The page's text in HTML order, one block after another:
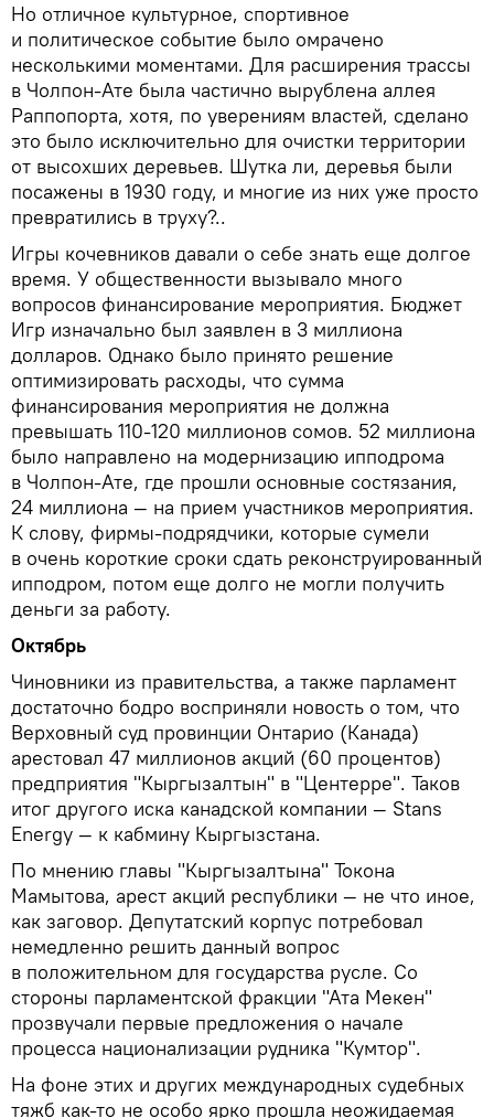
Но отличное культурное, спортивное
и политическое событие было омрачено
несколькими моментами. Для расширения трассы
в Чолпон-Ате была частично вырублена аллея
Раппопорта, хотя, по уверениям властей, сделано
это было исключительно для очистки территории
от высохших деревьев. Шутка ли, деревья были
посажены в 1930 году, и многие из них уже просто
превратились в труху?..
Игры кочевников давали о себе знать еще долгое
время. У общественности вызывало много
вопросов финансирование мероприятия. Бюджет
Игр изначально был заявлен в 3 миллиона
долларов. Однако было принято решение
оптимизировать расходы, что сумма
финансирования мероприятия не должна
превышать 110-120 миллионов сомов. 52 миллиона
было направлено на модернизацию ипподрома
в Чолпон-Ате, где прошли основные состязания,
24 миллиона — на прием участников мероприятия.
К слову, фирмы-подрядчики, которые сумели
в очень короткие сроки сдать реконструированный
ипподром, потом еще долго не могли получить
деньги за работу.
Октябрь
Чиновники из правительства, а также парламент
достаточно бодро восприняли новость о том, что
Верховный суд провинции Онтарио (Канада)
арестовал 47 миллионов акций (60 процентов)
предприятия "Кыргызалтын" в "Центерре". Таков
итог другого иска канадской компании — Stans
Energy — к кабмину Кыргызстана.
По мнению главы "Кыргызалтына" Токона
Мамытова, арест акций республики — не что иное,
как заговор. Депутатский корпус потребовал
немедленно решить данный вопрос
в положительном для государства русле. Со
стороны парламентской фракции "Ата Мекен"
прозвучали первые предложения о начале
процесса национализации рудника "Кумтор".
На фоне этих и других международных судебных
тяжб как-то не особо ярко прошла неожидаемая